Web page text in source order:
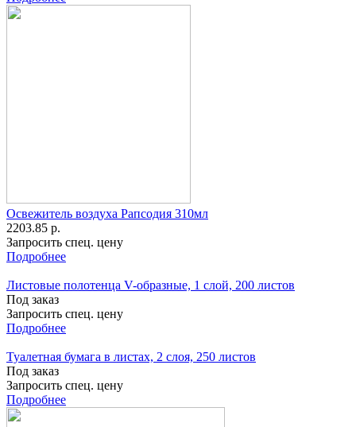
Освежитель воздуха Рапсодия 310мл
2203.85 р.
Запросить спец. цену
Подробнее
Листовые полотенца V-образные, 1 слой, 200 листов
Под заказ
Запросить спец. цену
Подробнее
Туалетная бумага в листах, 2 слоя, 250 листов
Под заказ
Запросить спец. цену
Подробнее